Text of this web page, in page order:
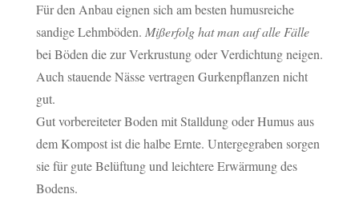
Für den Anbau eignen sich am besten humusreiche
sandige Lehmböden. Mißerfolg hat man auf alle Fälle
bei Böden die zur Verkrustung oder Verdichtung neigen.
Auch stauende Nässe vertragen Gurkenpflanzen nicht
gut.
Gut vorbereiteter Boden mit Stalldung oder Humus aus
dem Kompost ist die halbe Ernte. Untergegraben sorgen
sie für gute Belüftung und leichtere Erwärmung des
Bodens.